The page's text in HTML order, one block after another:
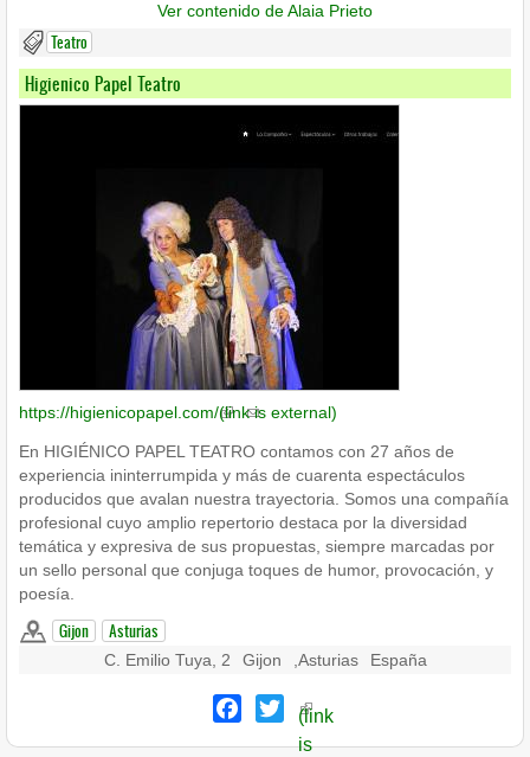
Ver contenido de Alaia Prieto
Teatro
Higienico Papel Teatro
https://higienicopapel.com/(link is external)
En HIGIÉNICO PAPEL TEATRO contamos con 27 años de
experiencia ininterrumpida y más de cuarenta espectáculos
producidos que avalan nuestra trayectoria. Somos una compañía
profesional cuyo amplio repertorio destaca por la diversidad
temática y expresiva de sus propuestas, siempre marcadas por
un sello personal que conjuga toques de humor, provocación, y
poesía.
Gijon Asturias
C. Emilio Tuya, 2 Gijon Asturias España
Facebook
Twitter
(link
is